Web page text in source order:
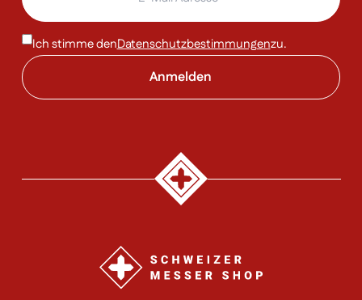
Ich stimme denDatenschutzbestimmungenzu.